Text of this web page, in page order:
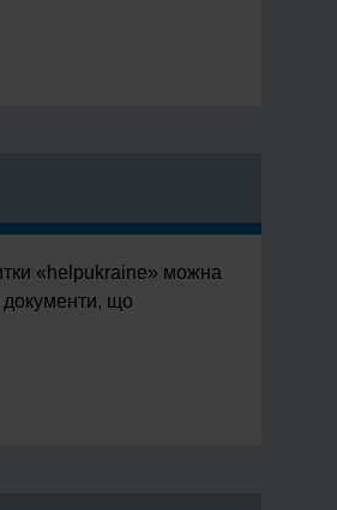
«helpukraine» можна
документи, що